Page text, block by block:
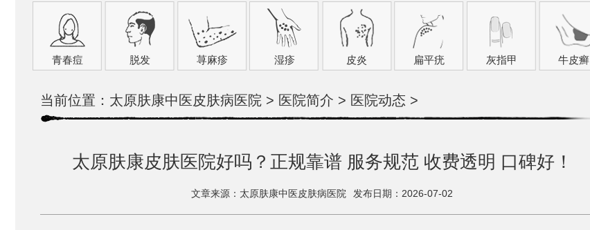
青春痘 脱发 荨麻疹 湿疹 皮炎 扁平疣 灰指甲 牛皮癣
当前位置： 太原肤康中医皮肤病医院 > 医院简介 > 医院动态 >
太原肤康皮肤医院好吗？正规靠谱 服务规范 收费透明 口碑好！
文章来源：太原肤康中医皮肤病医院 发布日期：2026-07-02